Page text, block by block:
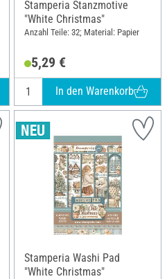
Stamperia Stanzmotive
"White Christmas"
Anzahl Teile: 32; Material: Papier
5,29 €
In den Warenkorb
Stamperia Washi Pad
"White Christmas"